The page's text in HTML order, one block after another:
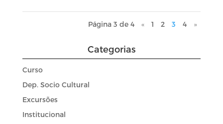
Página 3 de 4 « 1 2 3 4 »
Categorias
Curso
Dep. Socio Cultural
Excursões
Institucional